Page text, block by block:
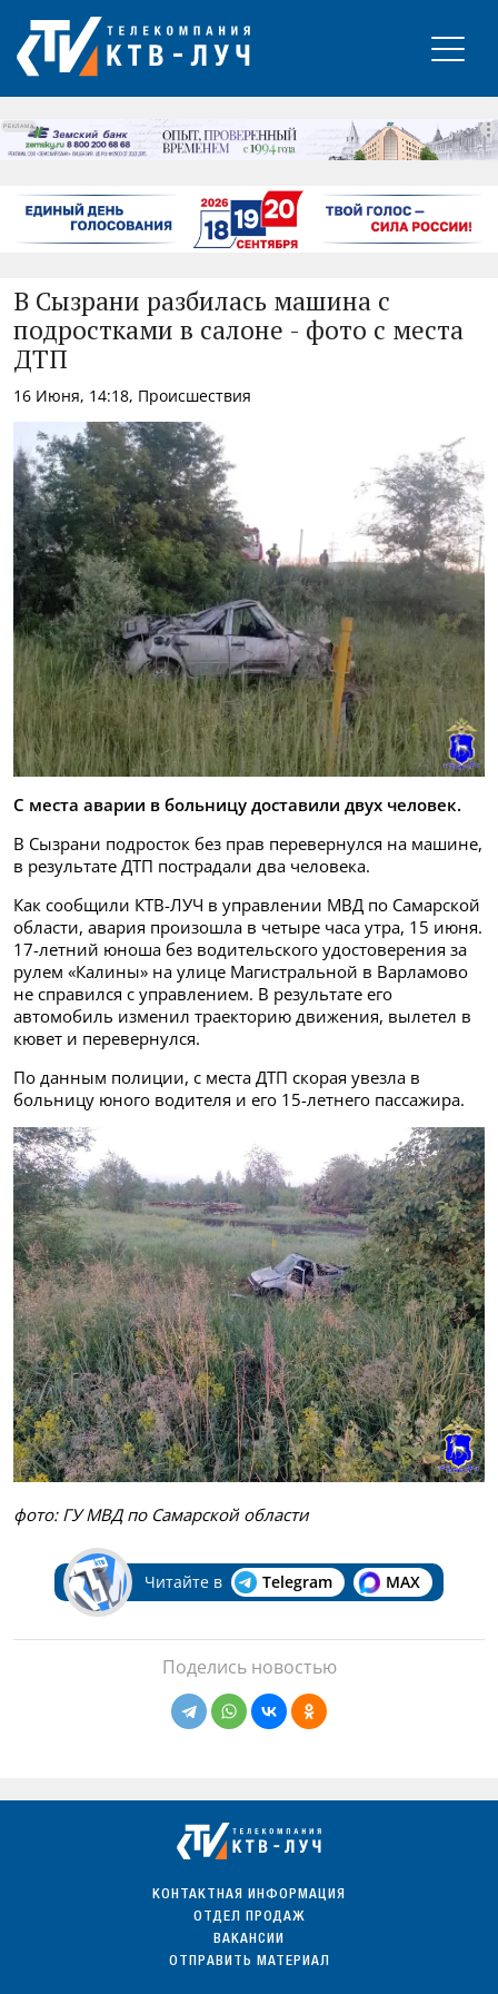
РЕКЛАМА
В Сызрани разбилась машина с
подростками в салоне - фото с места
ДТП
16 Июня, 14:18, Происшествия
С места аварии в больницу доставили двух человек.
В Сызрани подросток без прав перевернулся на машине,
в результате ДТП пострадали два человека.
Как сообщили КТВ-ЛУЧ в управлении МВД по Самарской
области, авария произошла в четыре часа утра, 15 июня.
17-летний юноша без водительского удостоверения за
рулем «Калины» на улице Магистральной в Варламово
не справился с управлением. В результате его
автомобиль изменил траекторию движения, вылетел в
кювет и перевернулся.
По данным полиции, с места ДТП скорая увезла в
больницу юного водителя и его 15-летнего пассажира.
фото: ГУ МВД по Самарской области
Читайте в Telegram MAX
Поделись новостью
КОНТАКТНАЯ ИНФОРМАЦИЯ
ОТДЕЛ ПРОДАЖ
ВАКАНСИИ
ОТПРАВИТЬ МАТЕРИАЛ